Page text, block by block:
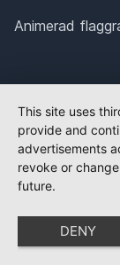
Animerad
This site uses
provide and
advertisements
revoke or
future.
DENY